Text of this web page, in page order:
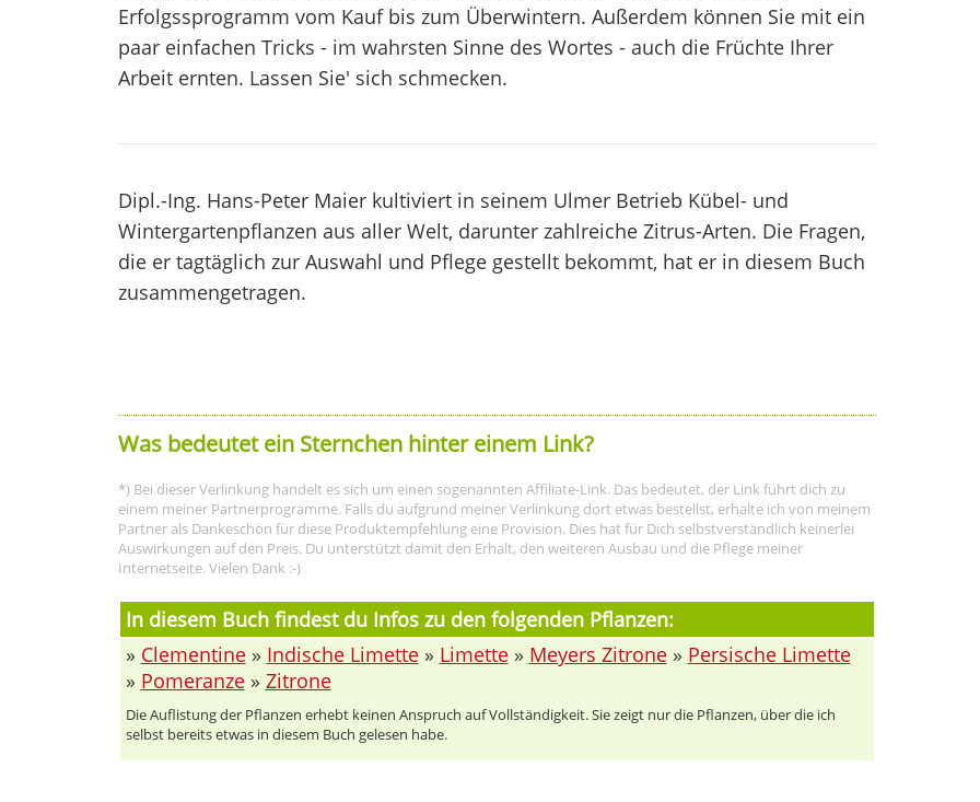
Erfolgssprogramm vom Kauf bis zum Überwintern. Außerdem können Sie mit ein
paar einfachen Tricks - im wahrsten Sinne des Wortes - auch die Früchte Ihrer
Arbeit ernten. Lassen Sie' sich schmecken.
Dipl.-Ing. Hans-Peter Maier kultiviert in seinem Ulmer Betrieb Kübel- und
Wintergartenpflanzen aus aller Welt, darunter zahlreiche Zitrus-Arten. Die Fragen,
die er tagtäglich zur Auswahl und Pflege gestellt bekommt, hat er in diesem Buch
zusammengetragen.
Was bedeutet ein Sternchen hinter einem Link?
*) Bei dieser Verlinkung handelt es sich um einen sogenannten Affiliate-Link. Das bedeutet, der Link führt dich zu
einem meiner Partnerprogramme. Falls du aufgrund meiner Verlinkung dort etwas bestellst, erhalte ich von meinem
Partner als Dankeschön für diese Produktempfehlung eine Provision. Dies hat für Dich selbstverständlich keinerlei
Auswirkungen auf den Preis. Du unterstützt damit den Erhalt, den weiteren Ausbau und die Pflege meiner
Internetseite. Vielen Dank :-)
In diesem Buch findest du Infos zu den folgenden Pflanzen:
» Clementine » Indische Limette » Limette » Meyers Zitrone » Persische Limette
» Pomeranze » Zitrone
Die Auflistung der Pflanzen erhebt keinen Anspruch auf Vollständigkeit. Sie zeigt nur die Pflanzen, über die ich
selbst bereits etwas in diesem Buch gelesen habe.